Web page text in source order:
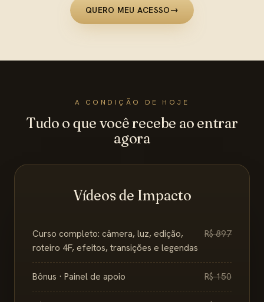
QUERO MEU ACESSO→
A CONDIÇÃO DE HOJE
Tudo o que você recebe ao entrar
agora
Vídeos de Impacto
Curso completo: câmera, luz, edição,
roteiro 4F, efeitos, transições e legendas
R$ 897
Bônus · Painel de apoio R$ 150